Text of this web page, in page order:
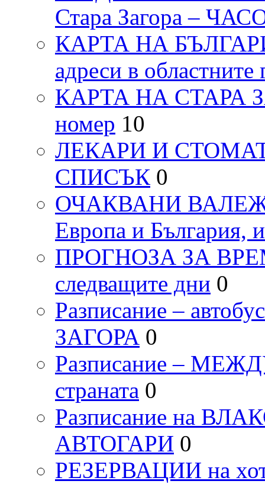
Стара Загора –
КАРТА НА
адреси в областните
КАРТА НА СТАРА
номер 10
ЛЕКАРИ И
СПИСЪК 0
ОЧАКВАНИ ВАЛЕЖИ
Европа и България,
ПРОГНОЗА ЗА
следващите дни 0
Разписание –
ЗАГОРА 0
Разписание –
страната 0
Разписание на
АВТОГАРИ 0
РЕЗЕРВАЦИИ на